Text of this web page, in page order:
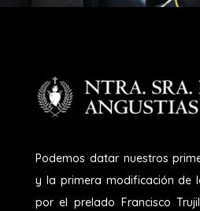
Podemos datar nuestros
y la primera modificación de
por el prelado Francisco